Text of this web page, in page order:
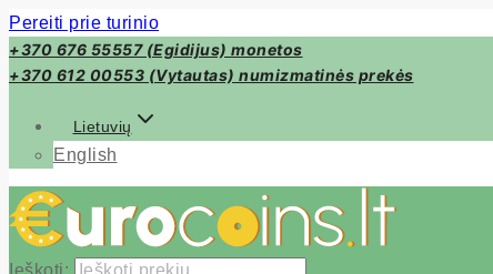
Pereiti prie turinio
+370 676 55557 (Egidijus) monetos
+370 612 00553 (Vytautas) numizmatinės prekės
Lietuvių
English
Ieškoti: